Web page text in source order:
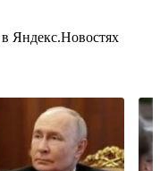
Яндекс.Новостях